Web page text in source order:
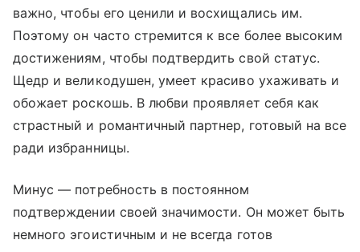
важно, чтобы его ценили и восхищались им.
Поэтому он часто стремится к все более высоким
достижениям, чтобы подтвердить свой статус.
Щедр и великодушен, умеет красиво ухаживать и
обожает роскошь. В любви проявляет себя как
страстный и романтичный партнер, готовый на все
ради избранницы.
Минус — потребность в постоянном
подтверждении своей значимости. Он может быть
немного эгоистичным и не всегда готов